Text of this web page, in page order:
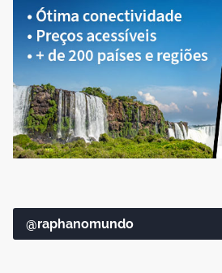
@raphanomundo